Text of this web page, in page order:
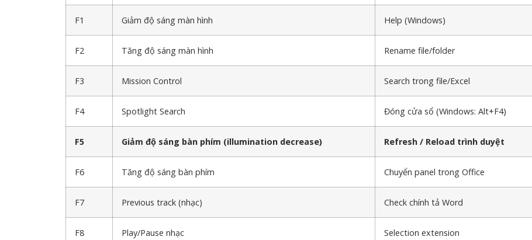
F1 Giảm độ sáng màn hình Help (Windows)
F2 Tăng độ sáng màn hình Rename file/folder
F3 Mission Control Search trong file/Excel
F4 Spotlight Search Đóng cửa sổ (Windows: Alt+F4)
F5 Giảm độ sáng bàn phím (illumination decrease) Refresh / Reload trình duyệt
F6 Tăng độ sáng bàn phím Chuyển panel trong Office
F7 Previous track (nhạc) Check chính tả Word
F8 Play/Pause nhạc Selection extension